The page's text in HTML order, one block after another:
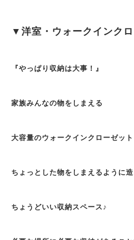
▼洋室・ウォークインクロ
『やっぱり収納は大事！』
家族みんなの物をしまえる
大容量のウォークインクローゼット
ちょっとした物をしまえるように
ちょうどいい収納スペース♪